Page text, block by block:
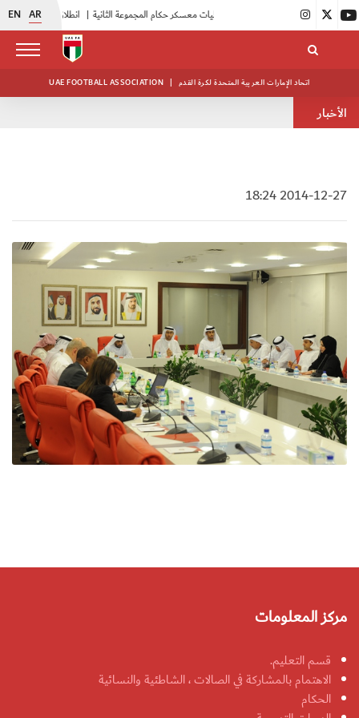
EN AR |
UAE FOOTBALL ASSOCIATION | اتحاد الإمارات العربية المتحدة لكرة القدم
الأخبار
2014-12-27 18:24
مركز المعلومات
قسم التعليم.
الاهتمام بالمشاركة في الصالات ، الشاطئية والنسائية
الحكام